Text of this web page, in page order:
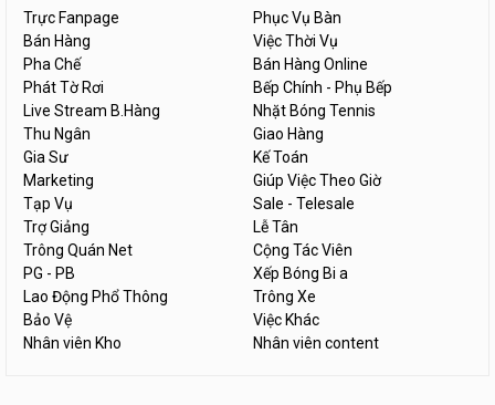
Trực Fanpage
Phục Vụ Bàn
Bán Hàng
Việc Thời Vụ
Pha Chế
Bán Hàng Online
Phát Tờ Rơi
Bếp Chính - Phụ Bếp
Live Stream B.Hàng
Nhặt Bóng Tennis
Thu Ngân
Giao Hàng
Gia Sư
Kế Toán
Marketing
Giúp Việc Theo Giờ
Tạp Vụ
Sale - Telesale
Trợ Giảng
Lễ Tân
Trông Quán Net
Cộng Tác Viên
PG - PB
Xếp Bóng Bi a
Lao Động Phổ Thông
Trông Xe
Bảo Vệ
Việc Khác
Nhân viên Kho
Nhân viên content